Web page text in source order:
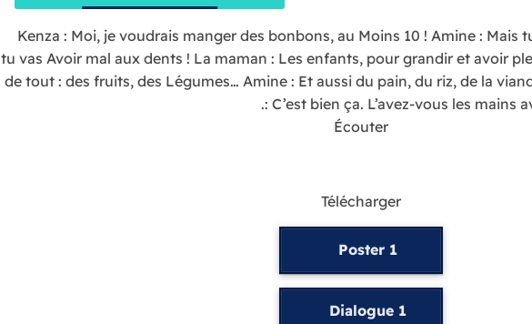
Kenza : Moi, je voudrais manger des bonbons, au Moins 10 ! Amine : Mais
tu vas Avoir mal aux dents ! La maman : Les enfants, pour grandir et avoir
de tout : des fruits, des Légumes… Amine : Et aussi du pain, du riz, de la
: C’est bien ça. L’avez-vous les mains
Écouter
Télécharger
Poster 1
Dialogue 1